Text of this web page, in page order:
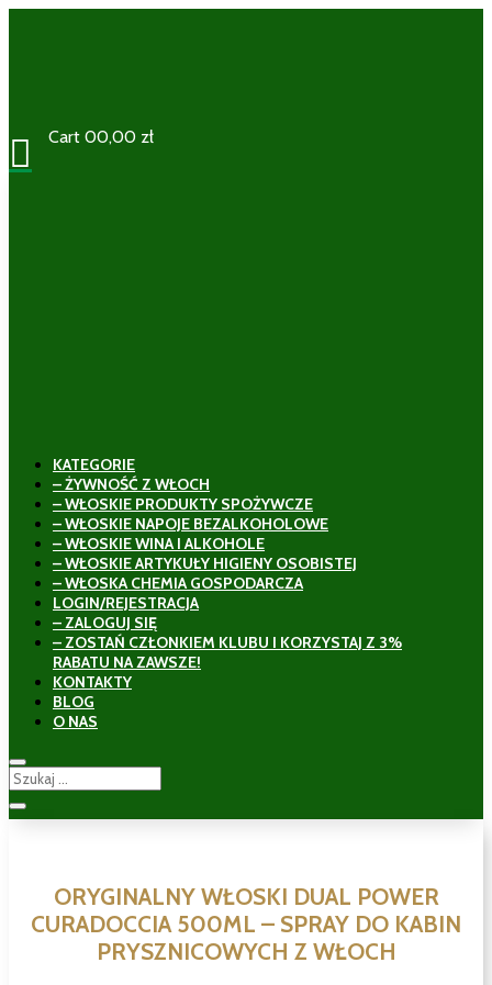
 Cart 00,00 zł
KATEGORIE
– ŻYWNOŚĆ Z WŁOCH
– WŁOSKIE PRODUKTY SPOŻYWCZE
– WŁOSKIE NAPOJE BEZALKOHOLOWE
– WŁOSKIE WINA I ALKOHOLE
– WŁOSKIE ARTYKUŁY HIGIENY OSOBISTEJ
– WŁOSKA CHEMIA GOSPODARCZA
LOGIN/REJESTRACJA
– ZALOGUJ SIĘ
– ZOSTAŃ CZŁONKIEM KLUBU I KORZYSTAJ Z 3%
RABATU NA ZAWSZE!
KONTAKTY
BLOG
O NAS
ORYGINALNY WŁOSKI DUAL POWER
CURADOCCIA 500ML – SPRAY DO KABIN
PRYSZNICOWYCH Z WŁOCH